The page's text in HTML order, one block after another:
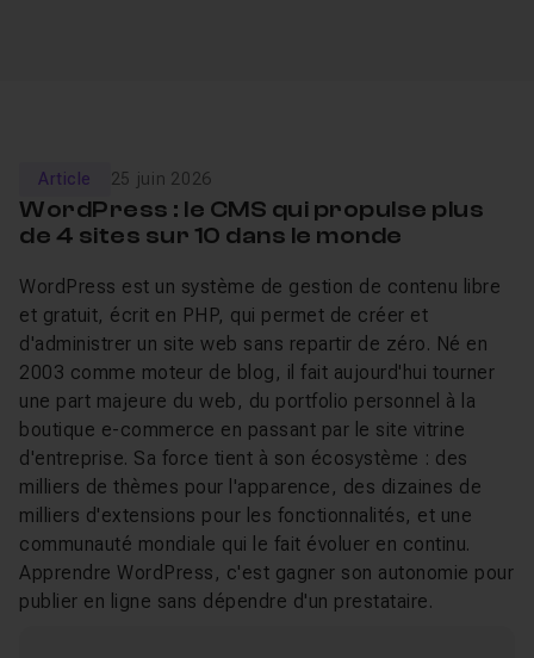
Article 25 juin 2026
WordPress : le CMS qui propulse plus
de 4 sites sur 10 dans le monde
WordPress est un système de gestion de contenu libre
et gratuit, écrit en PHP, qui permet de créer et
d'administrer un site web sans repartir de zéro. Né en
2003 comme moteur de blog, il fait aujourd'hui tourner
une part majeure du web, du portfolio personnel à la
boutique e-commerce en passant par le site vitrine
d'entreprise. Sa force tient à son écosystème : des
milliers de thèmes pour l'apparence, des dizaines de
milliers d'extensions pour les fonctionnalités, et une
communauté mondiale qui le fait évoluer en continu.
Apprendre WordPress, c'est gagner son autonomie pour
publier en ligne sans dépendre d'un prestataire.